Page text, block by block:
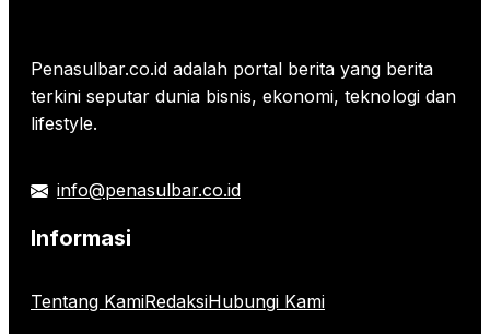
Penasulbar.co.id adalah portal berita yang berita
terkini seputar dunia bisnis, ekonomi, teknologi dan
lifestyle.
info@penasulbar.co.id
Informasi
Tentang KamiRedaksiHubungi Kami